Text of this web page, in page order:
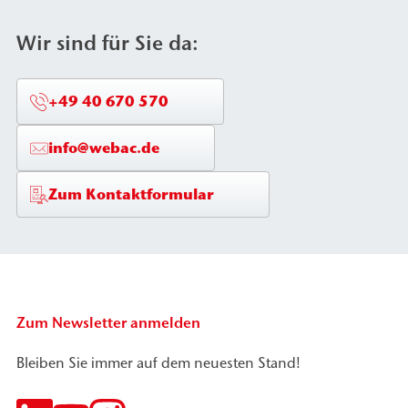
Wir sind für Sie da:
+49 40 670 570
info@webac.de
Zum Kontaktformular
Zum Newsletter anmelden
Bleiben Sie immer auf dem neuesten Stand!